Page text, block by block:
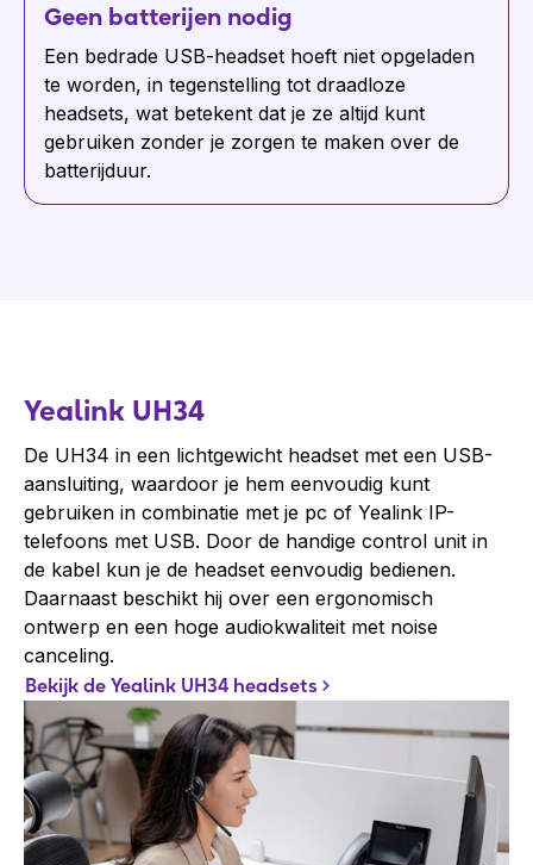
Geen batterijen nodig
Een bedrade USB-headset hoeft niet opgeladen
te worden, in tegenstelling tot draadloze
headsets, wat betekent dat je ze altijd kunt
gebruiken zonder je zorgen te maken over de
batterijduur.
Yealink UH34
De UH34 in een lichtgewicht headset met een USB-
aansluiting, waardoor je hem eenvoudig kunt
gebruiken in combinatie met je pc of Yealink IP-
telefoons met USB. Door de handige control unit in
de kabel kun je de headset eenvoudig bedienen.
Daarnaast beschikt hij over een ergonomisch
ontwerp en een hoge audiokwaliteit met noise
canceling.
Bekijk de Yealink UH34 headsets